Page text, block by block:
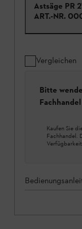
Astsäge PR
ART.-NR.
Vergleichen
Bitte
Fachhandel
Kaufen Sie
Fachhandel.
Verfügbarkeit.